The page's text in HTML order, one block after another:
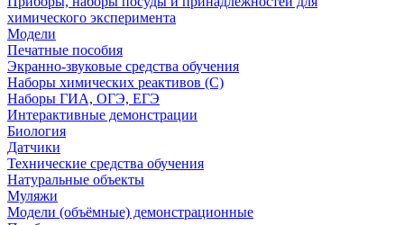
химического эксперимента
Модели
Печатные пособия
Экранно-звуковые средства обучения
Наборы химических реактивов (С)
Наборы ГИА, ОГЭ, ЕГЭ
Интерактивные демонстрации
Биология
Датчики
Технические средства обучения
Натуральные объекты
Муляжи
Модели (объёмные) демонстрационные